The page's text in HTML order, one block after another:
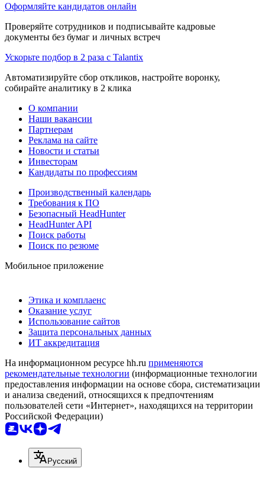
Оформляйте кандидатов онлайн
Проверяйте сотрудников и подписывайте кадровые
документы без бумаг и личных встреч
Ускорьте подбор в 2 раза с Talantix
Автоматизируйте сбор откликов, настройте воронку,
собирайте аналитику в 2 клика
О компании
Наши вакансии
Партнерам
Реклама на сайте
Новости и статьи
Инвесторам
Кандидаты по профессиям
Производственный календарь
Требования к ПО
Безопасный HeadHunter
HeadHunter API
Поиск работы
Поиск по резюме
Мобильное приложение
Этика и комплаенс
Оказание услуг
Использование сайтов
Защита персональных данных
ИТ аккредитация
На информационном ресурсе hh.ru применяются
рекомендательные технологии (информационные технологии
предоставления информации на основе сбора, систематизации
и анализа сведений, относящихся к предпочтениям
пользователей сети «Интернет», находящихся на территории
Российской Федерации)
Русский